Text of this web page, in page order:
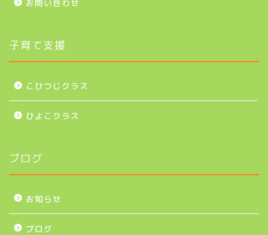
お問い合わせ
子育て支援
こひつじクラス
ひよこクラス
ブログ
お知らせ
ブログ